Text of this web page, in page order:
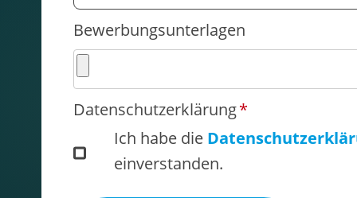
Bewerbungsunterlagen
P
l
Datenschutzerklärung*
Ich habe die
einverstanden.